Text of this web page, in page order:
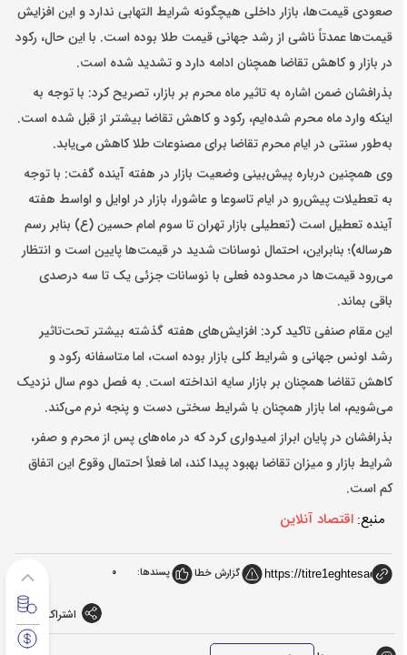
صعودی قیمت‌ها، بازار داخلی هیچگونه شرایط التهابی ندارد و این افزایش
قیمت‌ها عمدتاً ناشی از رشد جهانی قیمت طلا بوده است. با این حال، رکود
در بازار و کاهش تقاضا همچنان ادامه دارد و تشدید شده است.
بذرافشان ضمن اشاره به تاثیر ماه محرم بر بازار، تصریح کرد: با توجه به
اینکه وارد ماه محرم شده‌ایم، رکود و کاهش تقاضا بیشتر از قبل شده است.
به‌طور سنتی در ایام محرم تقاضا برای مصنوعات طلا کاهش می‌یابد.
وی همچنین درباره پیش‌بینی وضعیت بازار در هفته آینده گفت: با توجه
به تعطیلات پیش‌رو در ایام تاسوعا و عاشورا، بازار در اوایل و اواسط هفته
آینده تعطیل است (تعطیلی بازار تهران تا سوم امام حسین (ع) بنابر رسم
هرساله)؛ بنابراین، احتمال نوسانات شدید در قیمت‌ها پایین است و انتظار
می‌رود قیمت‌ها در محدوده فعلی با نوسانات جزئی یک تا سه درصدی
باقی بماند.
این مقام صنفی تاکید کرد: افزایش‌های هفته گذشته بیشتر تحت‌تاثیر
رشد اونس جهانی و شرایط کلی بازار بوده است، اما متاسفانه رکود و
کاهش تقاضا همچنان بر بازار سایه انداخته است. به فصل دوم سال نزدیک
می‌شویم، اما بازار همچنان با شرایط سختی دست و پنجه نرم می‌کند.
بذرافشان در پایان ابراز امیدواری کرد که در ماه‌های پس از محرم و صفر،
شرایط بازار و میزان تقاضا بهبود پیدا کند، اما فعلاً احتمال وقوع این اتفاق
کم است.
منبع: اقتصاد آنلاین
گزارش خطا پسندها: 0
اشتراک گذاری